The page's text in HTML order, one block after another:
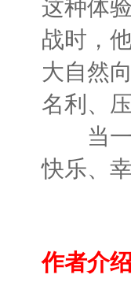
这种体
战时，
大自然
名利、
当一
快乐、
作者介绍